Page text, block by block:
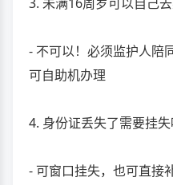
- 不可以！必须监护人陪
可自助机办理
4. 身份证丢失了需要挂失
- 可窗口挂失，也可直接